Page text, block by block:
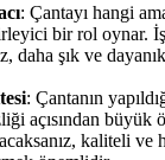
: Çantayı hangi
bir rol oynar.
daha şık ve
: Çantanın
açısından büyük
kaliteli ve